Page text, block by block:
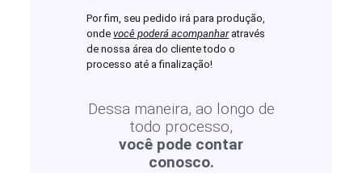
Por fim, seu pedido irá para produção,
ondevocê poderá acompanharatravés
de nossa área do cliente todo o
processo até a finalização!
Dessa maneira, ao longo de
todo processo,
você pode contar
conosco.